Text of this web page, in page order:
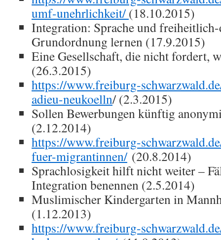
umf-unehrlichkeit/(18.10.2015)
Integration: Sprache und
Grundordnung lernen (17.9.2015)
Eine Gesellschaft, die nicht fordert,
(26.3.2015)
https://www.freiburg-
adieu-neukoelln/ (2.3.2015)
Sollen Bewerbungen künftig
(2.12.2014)
https://www.freiburg-
fuer-migrantinnen/(20.8.2014)
Sprachlosigkeit hilft nicht weiter –
Integration benennen (2.5.2014)
Muslimischer Kindergarten in
(1.12.2013)
https://www.freiburg-